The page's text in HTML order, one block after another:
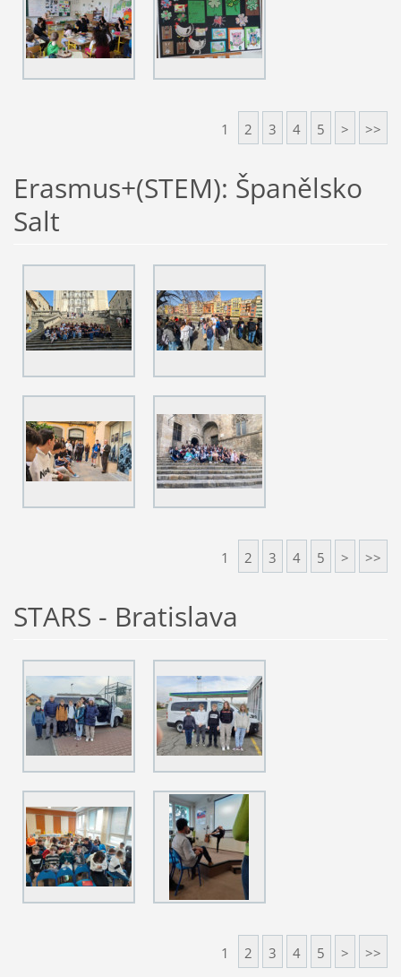
1 2 3 4 5 > >>
Erasmus+(STEM): Španělsko
Salt
1 2 3 4 5 > >>
STARS - Bratislava
1 2 3 4 5 > >>